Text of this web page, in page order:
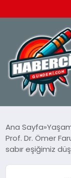
YAŞAM
Ana Sayfa
Prof. Dr. Ömer
sabır eşiğimiz